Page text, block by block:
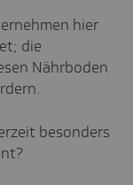
hier
die
Nährboden
besonders